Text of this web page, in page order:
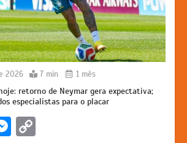
2026 7 min 1 mês
retorno de Neymar gera expectativa;
especialistas para o placar
M